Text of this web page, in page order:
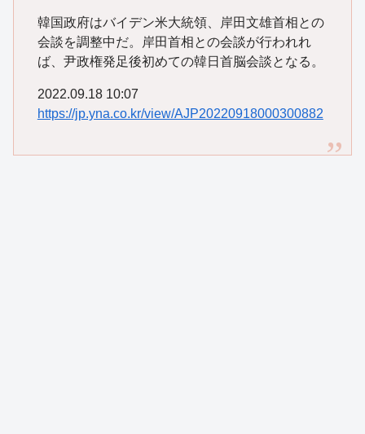
韓国政府はバイデン米大統領、岸田文雄首相との
会談を調整中だ。岸田首相との会談が行われれ
ば、尹政権発足後初めての韓日首脳会談となる。
2022.09.18 10:07
https://jp.yna.co.kr/view/AJP20220918000300882